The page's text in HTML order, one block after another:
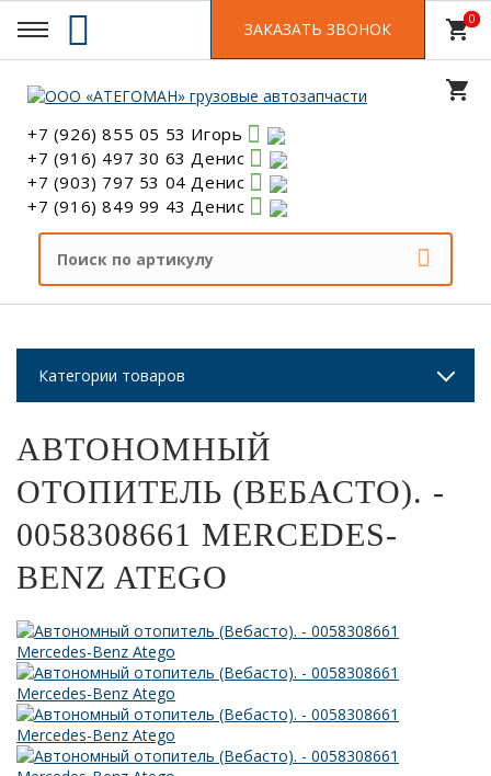
+7 (926) 855 05 53 Игорь
+7 (916) 497 30 63 Денис
+7 (903) 797 53 04 Денис
+7 (916) 849 99 43 Денис
ЗАКАЗАТЬ ЗВОНОК shopping_cart0
shopping_cart
0
Категории товаров
АВТОНОМНЫЙ
ОТОПИТЕЛЬ (ВЕБАСТО). -
0058308661 MERCEDES-
BENZ ATEGO